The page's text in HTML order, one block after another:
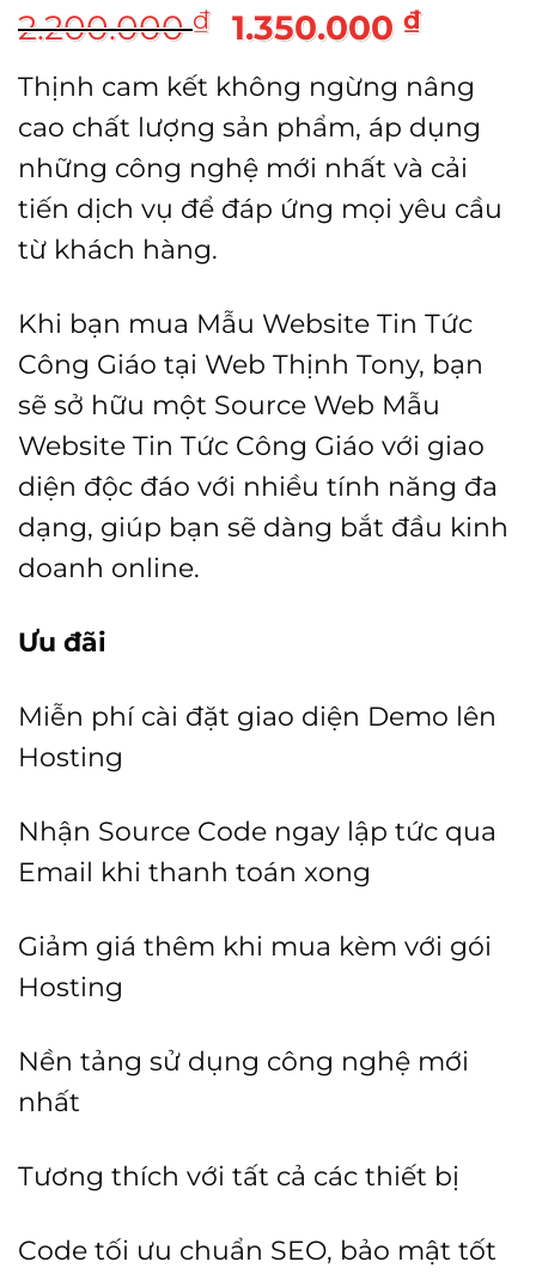
2.200.000₫
Giá
gốc
là:
2.200.000 ₫.
1.350.000 ₫Giá
tại
là:
Thịnh cam kết không ngừng nâng
cao chất lượng sản phẩm, áp dụng
những công nghệ mới nhất và cải
tiến dịch vụ để đáp ứng mọi yêu cầu
từ khách hàng.
Khi bạn mua Mẫu Website Tin Tức
Công Giáo tại Web Thịnh Tony, bạn
sẽ sở hữu một Source Web Mẫu
Website Tin Tức Công Giáo với giao
diện độc đáo với nhiều tính năng đa
dạng, giúp bạn sẽ dàng bắt đầu kinh
doanh online.
Ưu đãi
Miễn phí cài đặt giao diện Demo lên
Hosting
Nhận Source Code ngay lập tức qua
Email khi thanh toán xong
Giảm giá thêm khi mua kèm với gói
Hosting
Nền tảng sử dụng công nghệ mới
nhất
Tương thích với tất cả các thiết bị
Code tối ưu chuẩn SEO, bảo mật tốt